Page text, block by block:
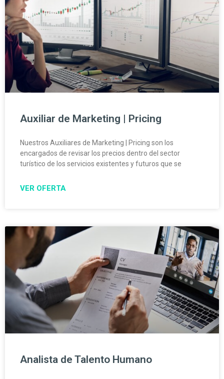
Auxiliar de Marketing | Pricing
Nuestros Auxiliares de Marketing | Pricing son los
encargados de revisar los precios dentro del sector
turístico de los servicios existentes y futuros que se
VER OFERTA
Analista de Talento Humano